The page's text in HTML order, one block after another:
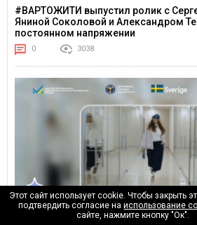
#ВАРТОЖИТИ выпустил ролик с
Яниной Соколовой и Александром
постоянном напряжении
0 3038
Этот сайт использует cookie. Чтобы закрыть
подтвердить согласие наиспользование
сайте, нажмите кнопку "Ок".